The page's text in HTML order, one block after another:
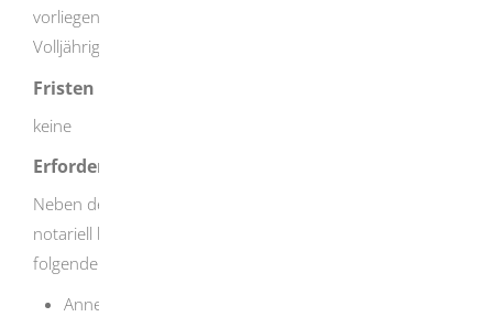
vorliegen, spricht das Gericht die Annahme des
Volljährigen durch Beschluss aus.
Fristen
keine
Erforderliche Unterlagen
Neben den Adoptionsanträgen in jedem Fall schriftliche,
notariell beurkundete Einwilligungserklärungen von
folgenden Personen:
Annehmenden (Adoptiveltern)